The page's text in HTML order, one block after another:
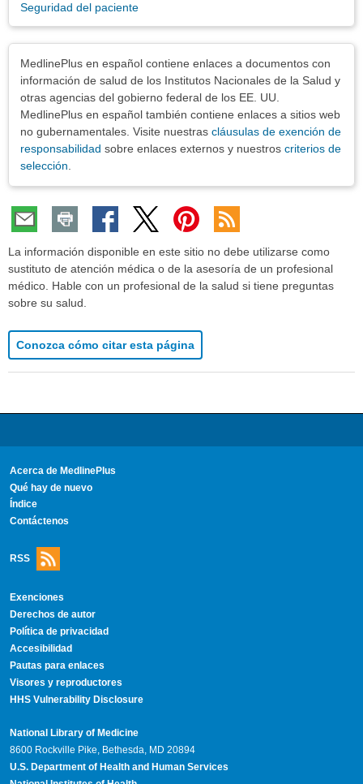
Seguridad del paciente
MedlinePlus en español contiene enlaces a documentos con
información de salud de los Institutos Nacionales de la Salud y
otras agencias del gobierno federal de los EE. UU.
MedlinePlus en español también contiene enlaces a sitios web
no gubernamentales. Visite nuestras cláusulas de exención de
responsabilidad sobre enlaces externos y nuestros criterios de
selección
La información disponible en este sitio no debe utilizarse como
sustituto de atención médica o de la asesoría de un profesional
médico. Hable con un profesional de la salud si tiene preguntas
sobre su salud.
Conozca cómo citar esta página
Acerca de MedlinePlus
Qué hay de nuevo
Índice
Contáctenos
RSS
Exenciones
Derechos de autor
Política de privacidad
Accesibilidad
Pautas para enlaces
Visores y reproductores
HHS Vulnerability Disclosure
National Library of Medicine
8600 Rockville Pike, Bethesda, MD 20894
U.S. Department of Health and Human Services